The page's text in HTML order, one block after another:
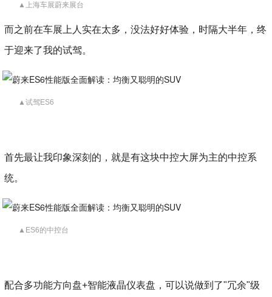
▲上海车展蔚来展台
而之前在车展上人实在太多，没法好好体验，时隔大半年，终
于迎来了我的试驾。
▲试驾ES6
首先最让我印象深刻的，就是有这块中控大屏为主的中控系
统。
▲ES6的中控台
配合多功能方向盘+智能液晶仪表盘，可以说做到了"冗余"级